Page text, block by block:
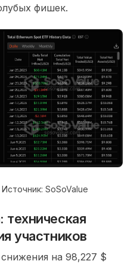
фишек.
SoSoValue
техническая
участников
на 98,227 $